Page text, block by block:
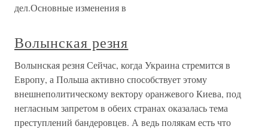
дел.Основные изменения в
Волынская резня
Волынская резня Сейчас, когда Украина стремится в
Европу, а Польша активно способствует этому
внешнеполитическому вектору оранжевого Киева, под
негласным запретом в обеих странах оказалась тема
преступлений бандеровцев. А ведь полякам есть что